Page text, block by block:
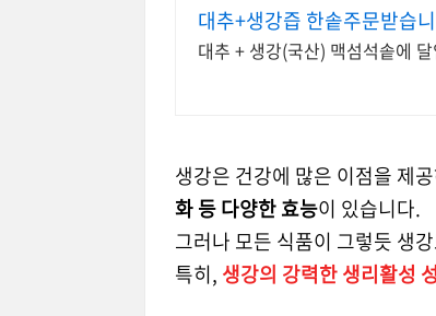
대추+생강즙 한솥주문받습
대추 + 생강(국산) 맥섬석솥에
생강은 건강에 많은 이점을 제
화 등 다양한 효능이 있습니다.
그러나 모든 식품이 그렇듯 생
특히, 생강의 강력한 생리활성